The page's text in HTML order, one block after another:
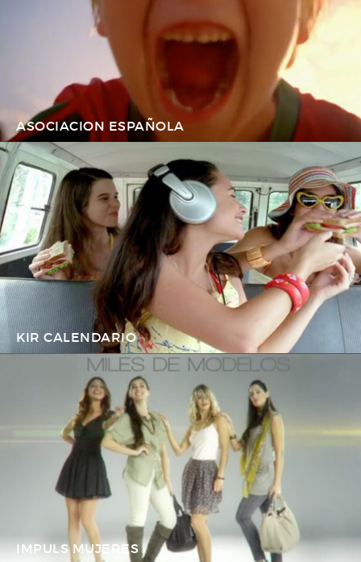
ASOCIACION ESPAÑOLA
KIR CALENDARIO
IMPULS MUJERES